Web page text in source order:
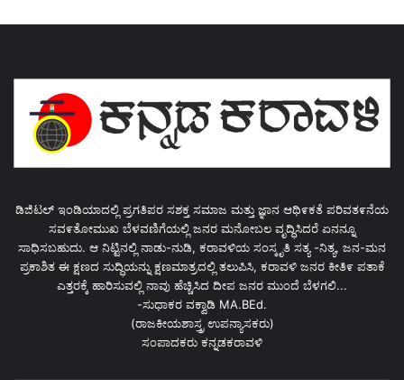
ಡಿಜಿಟಲ್ ಇಂಡಿಯಾದಲ್ಲಿ ಪ್ರಗತಿಪರ ಸಶಕ್ತ ಸಮಾಜ ಮತ್ತು ಜ್ಞಾನ ಆಥಿ೯ಕತೆ ಪರಿವತ೯ನೆಯ
ಸವ೯ತೋಮುಖ ಬೆಳವಣಿಗೆಯಲ್ಲಿ ಜನರ ಮನೋಬಲ ವೃದ್ಧಿಸಿದರೆ ಏನನ್ನೂ
ಸಾಧಿಸಬಹುದು. ಆ ನಿಟ್ಟಿನಲ್ಲಿ ನಾಡು-ನುಡಿ, ಕರಾವಳಿಯ ಸಂಸ್ಕೃತಿ ಸತ್ಯ -ನಿತ್ಯ, ಜನ-ಮನ
ಪ್ರಕಾಶಿತ ಈ ಕ್ಷಣದ ಸುದ್ಧಿಯನ್ನು ಕ್ಷಣಮಾತ್ರದಲ್ಲಿ ತಲುಪಿಸಿ, ಕರಾವಳಿ ಜನರ ಕೀತಿ೯ ಪತಾಕೆ
ಎತ್ತರಕ್ಕೆ ಹಾರಿಸುವಲ್ಲಿ ನಾವು ಹೆಚ್ಚಿಸಿದ ದೀಪ ಜನರ ಮುಂದೆ ಬೆಳಗಲಿ...
-ಸುಧಾಕರ ವಕ್ವಾಡಿ MA.BEd.
(ರಾಜಕೀಯಶಾಸ್ತ್ರ ಉಪನ್ಯಾಸಕರು)
ಸಂಪಾದಕರು ಕನ್ನಡಕರಾವಳಿ